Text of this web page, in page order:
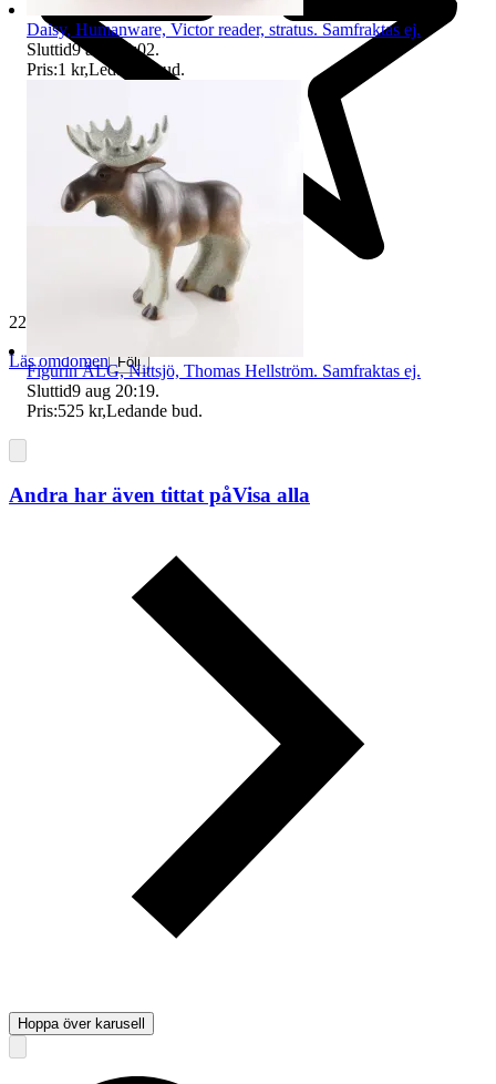
229 490 omdömen
Läs omdömen Följ
Daisy, Humanware, Victor reader, stratus. Samfraktas ej.
Sluttid9 aug 20:02.
Pris:1 kr,Ledande bud.
Figurin ÄLG, Nittsjö, Thomas Hellström. Samfraktas ej.
Sluttid9 aug 20:19.
Pris:525 kr,Ledande bud.
Andra har även tittat påVisa alla
Hoppa över karusell